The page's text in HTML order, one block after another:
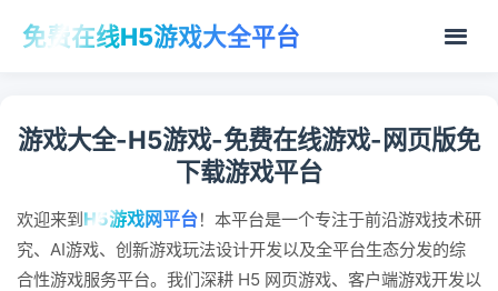
免费在线H5游戏大全平台
游戏大全-H5游戏-免费在线游戏-网页版免
下载游戏平台
欢迎来到H5游戏网平台！本平台是一个专注于前沿游戏技术研
究、AI游戏、创新游戏玩法设计开发以及全平台生态分发的综
合性游戏服务平台。我们深耕 H5 网页游戏、客户端游戏开发以